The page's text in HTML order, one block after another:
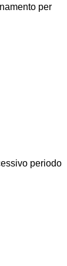
per
periodo